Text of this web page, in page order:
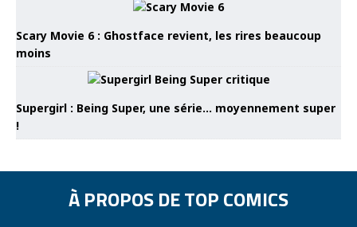
Scary Movie 6 : Ghostface revient, les rires beaucoup
moins
Supergirl : Being Super, une série… moyennement super
!
À PROPOS DE TOP COMICS